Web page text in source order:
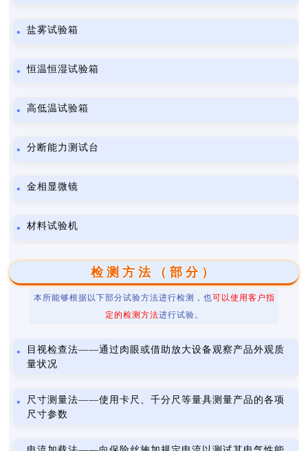
盐雾试验箱
恒温恒湿试验箱
高低温试验箱
分断能力测试台
金相显微镜
材料试验机
检测方法（部分）
本所能够根据以下部分试验方法进行检测，也可以使用客户指
定的检测方法进行试验。
目视检查法——通过肉眼或借助放大设备观察产品外观质
量状况
尺寸测量法——使用卡尺、千分尺等量具测量产品的各项
尺寸参数